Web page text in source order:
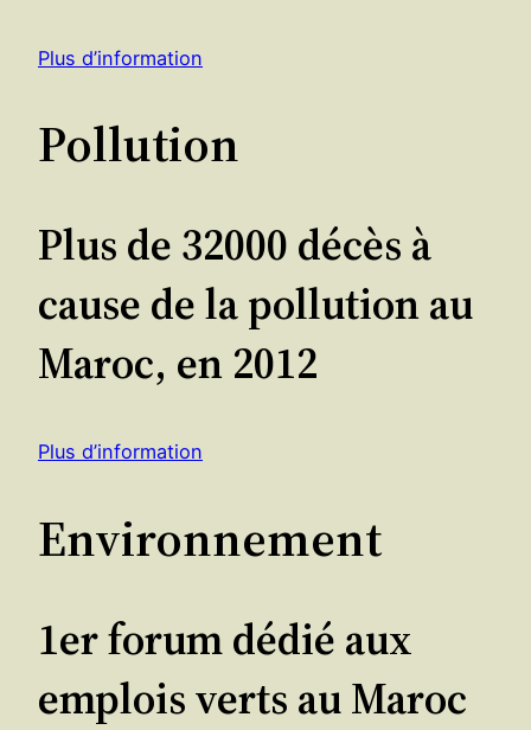
Plus d’information
Pollution
Plus de 32000 décès à
cause de la pollution au
Maroc, en 2012
Plus d’information
Environnement
1er forum dédié aux
emplois verts au Maroc